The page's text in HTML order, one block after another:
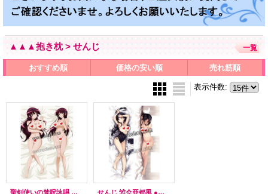
▲▲▲抱き枕 > せんじ 一覧
おすすめ順 価格の安い順 売れ筋順
表示件数:
聖剣使いの禁呪詠唱 漆原静乃風 ●等身大 抱き枕カバー せんじ 雏仓亜都風 ●等身大 抱き枕カバー